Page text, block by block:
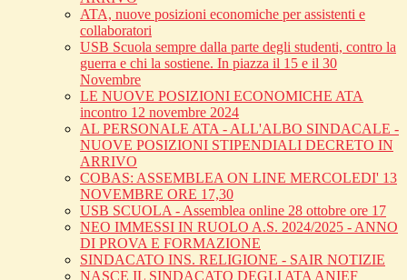
ATA, nuove posizioni economiche per assistenti e
collaboratori
USB Scuola sempre dalla parte degli studenti, contro la
guerra e chi la sostiene. In piazza il 15 e il 30
Novembre
LE NUOVE POSIZIONI ECONOMICHE ATA
incontro 12 novembre 2024
AL PERSONALE ATA - ALL'ALBO SINDACALE -
NUOVE POSIZIONI STIPENDIALI DECRETO IN
ARRIVO
COBAS: ASSEMBLEA ON LINE MERCOLEDI' 13
NOVEMBRE ORE 17,30
USB SCUOLA - Assemblea online 28 ottobre ore 17
NEO IMMESSI IN RUOLO A.S. 2024/2025 - ANNO
DI PROVA E FORMAZIONE
SINDACATO INS. RELIGIONE - SAIR NOTIZIE
NASCE IL SINDACATO DEGLI ATA ANIEF